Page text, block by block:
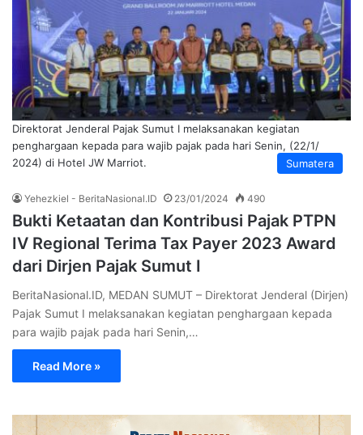
Sumatera
Direktorat Jenderal Pajak Sumut I melaksanakan kegiatan
penghargaan kepada para wajib pajak pada hari Senin, (22/1/
2024) di Hotel JW Marriot.
Yehezkiel - BeritaNasional.ID 23/01/2024 490
Bukti Ketaatan dan Kontribusi Pajak PTPN
IV Regional Terima Tax Payer 2023 Award
dari Dirjen Pajak Sumut I
BeritaNasional.ID, MEDAN SUMUT – Direktorat Jenderal (Dirjen)
Pajak Sumut I melaksanakan kegiatan penghargaan kepada
para wajib pajak pada hari Senin,…
Read More »